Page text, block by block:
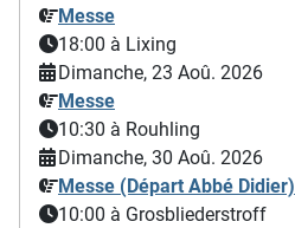
Messe
18:00 à Lixing
Dimanche, 23 Aoû. 2026
Messe
10:30 à Rouhling
Dimanche, 30 Aoû. 2026
Messe (Départ Abbé Didier)
10:00 à Grosbliederstroff